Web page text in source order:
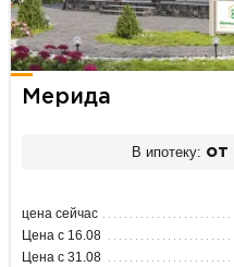
Мерида
В ипотеку: от
цена сейчас
Цена с 16.08
Цена с 31.08